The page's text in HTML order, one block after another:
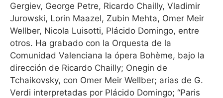
Gergiev, George Petre, Ricardo Chailly, Vladimir
Jurowski, Lorin Maazel, Zubin Mehta, Omer Meir
Wellber, Nicola Luisotti, Plácido Domingo, entre
otros. Ha grabado con la Orquesta de la
Comunidad Valenciana la ópera Bohème, bajo la
dirección de Ricardo Chailly; Onegin de
Tchaikovsky, con Omer Meir Wellber; arias de G.
Verdi interpretadas por Plácido Domingo; “Paris